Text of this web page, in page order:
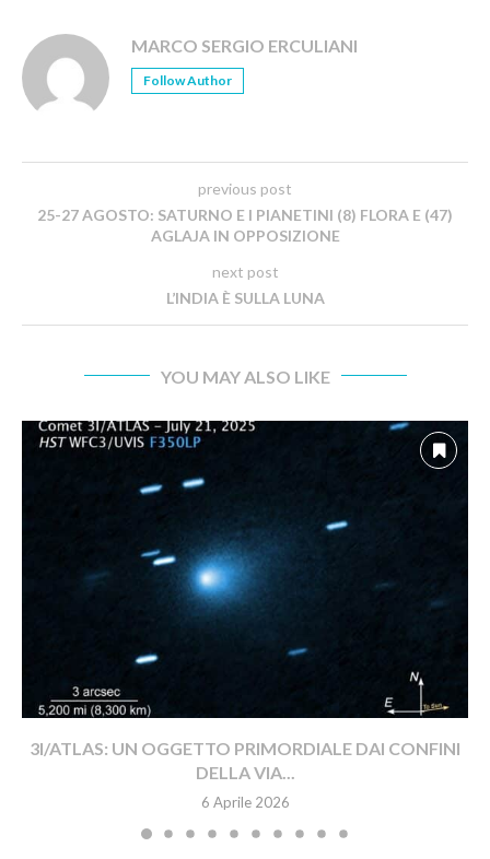
MARCO SERGIO ERCULIANI
Follow Author
previous post
25-27 AGOSTO: SATURNO E I PIANETINI (8) FLORA E (47)
AGLAJA IN OPPOSIZIONE
next post
L’INDIA È SULLA LUNA
YOU MAY ALSO LIKE
3I/ATLAS: UN OGGETTO PRIMORDIALE DAI CONFINI
DELLA VIA...
6 Aprile 2026